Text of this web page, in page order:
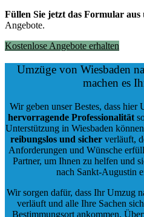
Füllen Sie jetzt das Formular aus
Angebote.
Kostenlose Angebote erhalten
Umzüge von Wiesbaden
machen es
Wir geben unser Bestes, dass hier
hervorragende Professionalität
Unterstützung in Wiesbaden
reibungslos und sicher verläuft,
Anforderungen und Wünsche
Partner, um Ihnen zu helfen und
nach Sankt-Augustin
Wir sorgen dafür, dass Ihr Umzug
verläuft und alle Ihre Sachen
Bestimmungsort ankommen.